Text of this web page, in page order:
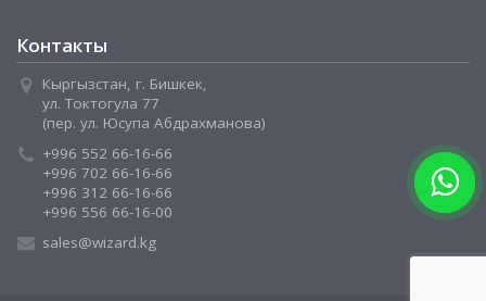
Контакты
Кыргызстан, г. Бишкек,
ул. Токтогула 77
(пер. ул. Юсупа Абдрахманова)
+996 552 66-16-66
+996 702 66-16-66
+996 312 66-16-66
+996 556 66-16-00
sales@wizard.kg